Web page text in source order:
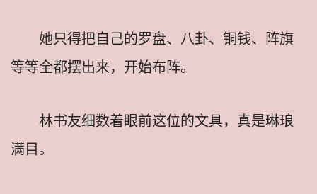
她只得把自己的罗盘、八卦、铜钱、阵旗
等等全都摆出来，开始布阵。
林书友细数着眼前这位的文具，真是琳琅
满目。